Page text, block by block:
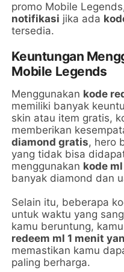
promo Mobile
notifikasi jika ada
tersedia.
Keuntungan
Mobile Legends
Menggunakan kode
memiliki banyak
skin atau item gratis,
memberikan
diamond gratis, hero
yang tidak bisa
menggunakan kode ml
banyak diamond dan
Selain itu, beberapa
untuk waktu yang
kamu beruntung,
redeem ml 1 menit
memastikan kamu
paling berharga.